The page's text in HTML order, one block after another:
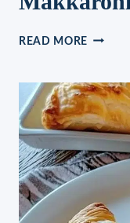
READ MORE